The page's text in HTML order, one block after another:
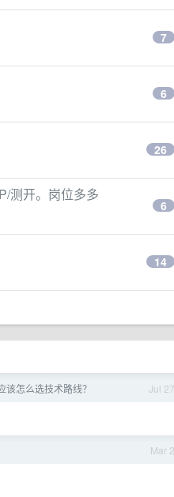
7
6
26
测开。岗位多多
6
14
Jul 27
怎么选技术路线？
Mar 2